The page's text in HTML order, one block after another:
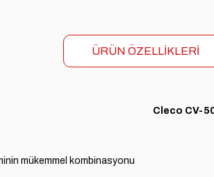
ÜRÜN ÖZELLIKLERI
Cleco CV-
mükemmel kombinasyonu